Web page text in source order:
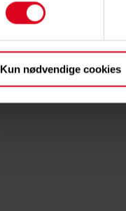
Kun nødvendige cookies